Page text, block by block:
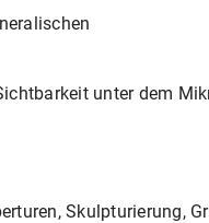
unter dem
Skulpturierung,